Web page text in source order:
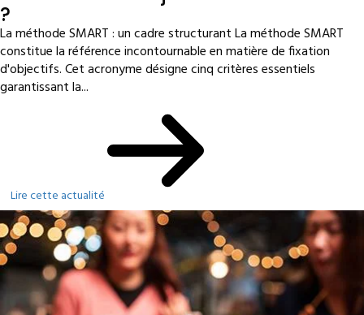
?
La méthode SMART : un cadre structurant La méthode SMART
constitue la référence incontournable en matière de fixation
d'objectifs. Cet acronyme désigne cinq critères essentiels
garantissant la...
Lire cette actualité